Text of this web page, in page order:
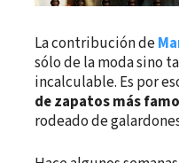
La contribución de
sólo de la moda sino
incalculable. Es por
de zapatos más
rodeado de